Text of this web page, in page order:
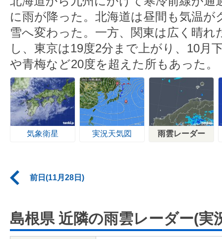
に雨が降った。北海道は昼間も気温
雪へ変わった。一方、関東は広く晴れ
し、東京は19度2分まで上がり、10月
や青梅など20度を超えた所もあった。
気象衛星 実況天気図 雨雲レーダー
前日(11月28日)
島根県 近隣の雨雲レーダー(実